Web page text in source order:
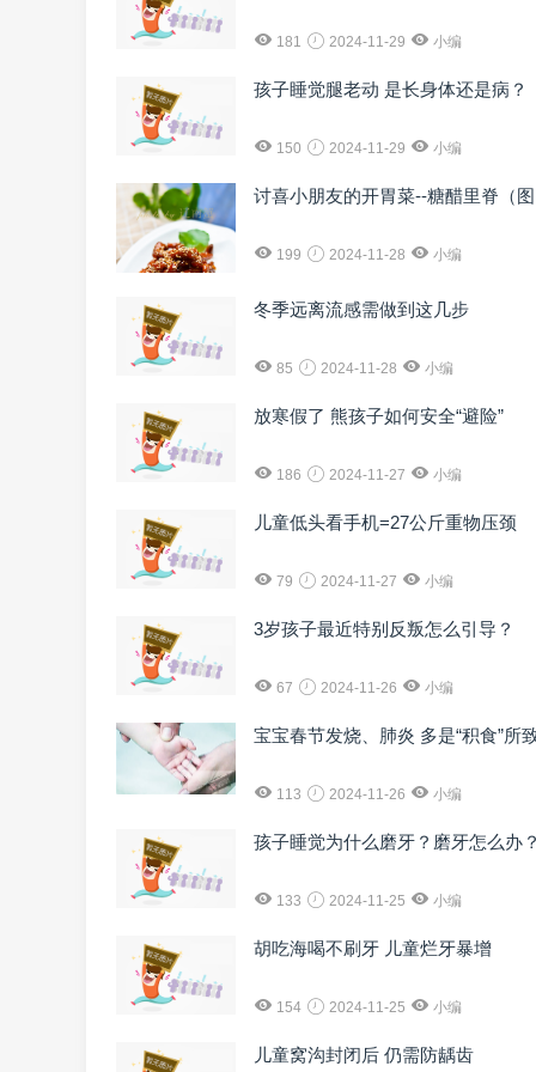
181 2024-11-29 小编
孩子睡觉腿老动 是长身体还是病？
150 2024-11-29 小编
讨喜小朋友的开胃菜--糖醋里脊（
199 2024-11-28 小编
冬季远离流感需做到这几步
85 2024-11-28 小编
放寒假了 熊孩子如何安全“避险”
186 2024-11-27 小编
儿童低头看手机=27公斤重物压颈
79 2024-11-27 小编
3岁孩子最近特别反叛怎么引导？
67 2024-11-26 小编
宝宝春节发烧、肺炎 多是“积食”所
113 2024-11-26 小编
孩子睡觉为什么磨牙？磨牙怎么办
133 2024-11-25 小编
胡吃海喝不刷牙 儿童烂牙暴增
154 2024-11-25 小编
儿童窝沟封闭后 仍需防龋齿